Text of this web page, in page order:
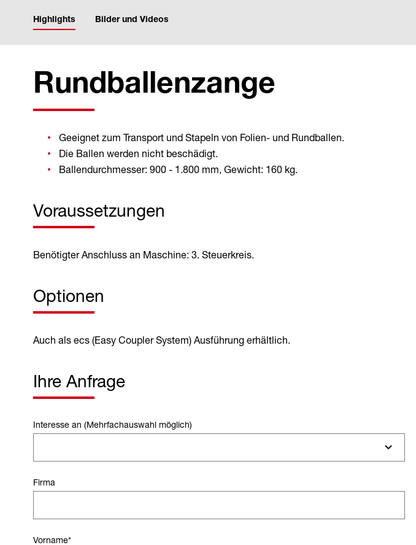
Highlights Bilder und Videos
Rundballenzange
Geeignet zum Transport und Stapeln von Folien- und Rundballen.
Die Ballen werden nicht beschädigt.
Ballendurchmesser: 900 - 1.800 mm, Gewicht: 160 kg.
Voraussetzungen
Benötigter Anschluss an Maschine: 3. Steuerkreis.
Optionen
Auch als ecs (Easy Coupler System) Ausführung erhältlich.
Ihre Anfrage
Interesse an (Mehrfachauswahl möglich)
Firma
Vorname*